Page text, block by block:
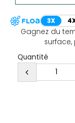
3X
Gagnez du
Quantité